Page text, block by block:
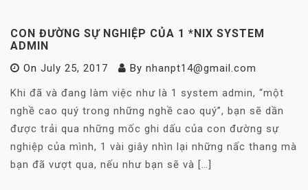
CON ĐƯỜNG SỰ NGHIỆP CỦA 1 *NIX SYSTEM
ADMIN
On July 25, 2017 By nhanpt14@gmail.com
Khi đã và đang làm việc như là 1 system admin, “một
nghề cao quý trong những nghề cao quý”, bạn sẽ dần
được trải qua những mốc ghi dấu của con đường sự
nghiệp của mình, 1 vài giây nhìn lại những nấc thang mà
bạn đã vượt qua, nếu như bạn sẽ và […]